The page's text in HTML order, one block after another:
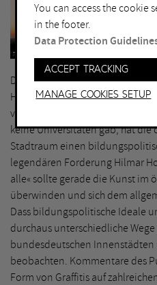
Thomas Mayer, Neuss © VG Bild-Kunst, Bonn 2019
Die Geschichte der Kunst im
Hälfte des 20. Jahrhunderts
verfolgen. In einer Region, in der
keine Universitäten gab, hat
Stadtraum einen
legendären Forderung Hilmar
alle« sollte gerade die Kunst im
überwinden und sich dem
Dass bildungspolitische Ideale
durchaus unterschiedliche
bundesdeutschen Innenstädten
beobachten. Kommentare des
Form von Graffitis auf
You can access the cookie
in the footer.
Data Protection
Accept tracking
Manage Cookies setup